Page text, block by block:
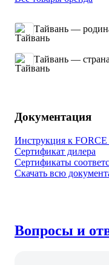
Тайвань —
Тайвань —
Документация
Инструкция к FORCE
Сертификат дилера
Сертификаты
Скачать всю
Вопросы и